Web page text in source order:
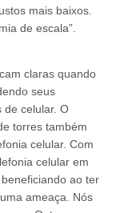
mais baixos.
de escala”.
claras quando
seus
de celular. O
torres também
celular. Com
celular em
ao ter
ameaça. Nós